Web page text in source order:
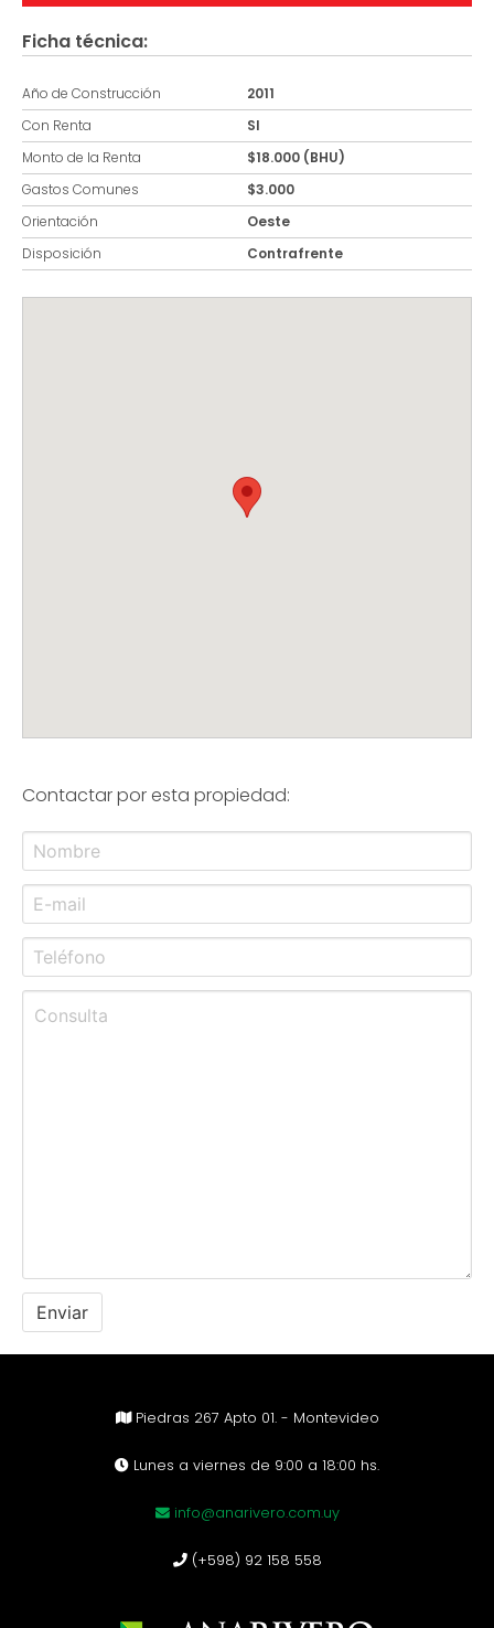
Ficha técnica:
Año de Construcción
2011
Con Renta
SI
Monto de la Renta
$18.000 (BHU)
Gastos Comunes
$3.000
Orientación
Oeste
Disposición
Contrafrente
Contactar por esta propiedad:
Piedras 267 Apto 01. - Montevideo
Lunes a viernes de 9:00 a 18:00 hs.
info@anarivero.com.uy
(+598) 92 158 558